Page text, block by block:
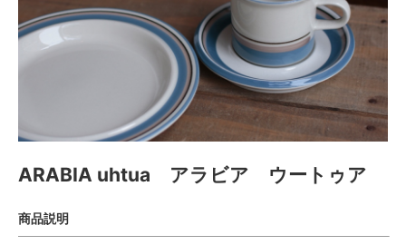
ARABIA uhtua アラビア ウートゥア
商品説明